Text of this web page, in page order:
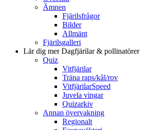
Ämnen
Fjärilsfrågor
Bilder
Allmänt
Fjärilsgalleri
Lär dig merDagfjärilar & pollinatörer
Quiz
Vitfjärilar
Träna raps/kål/rov
VitfjärilarSpeed
Juvela vingar
Quizarkiv
Annan övervakning
Regionalt